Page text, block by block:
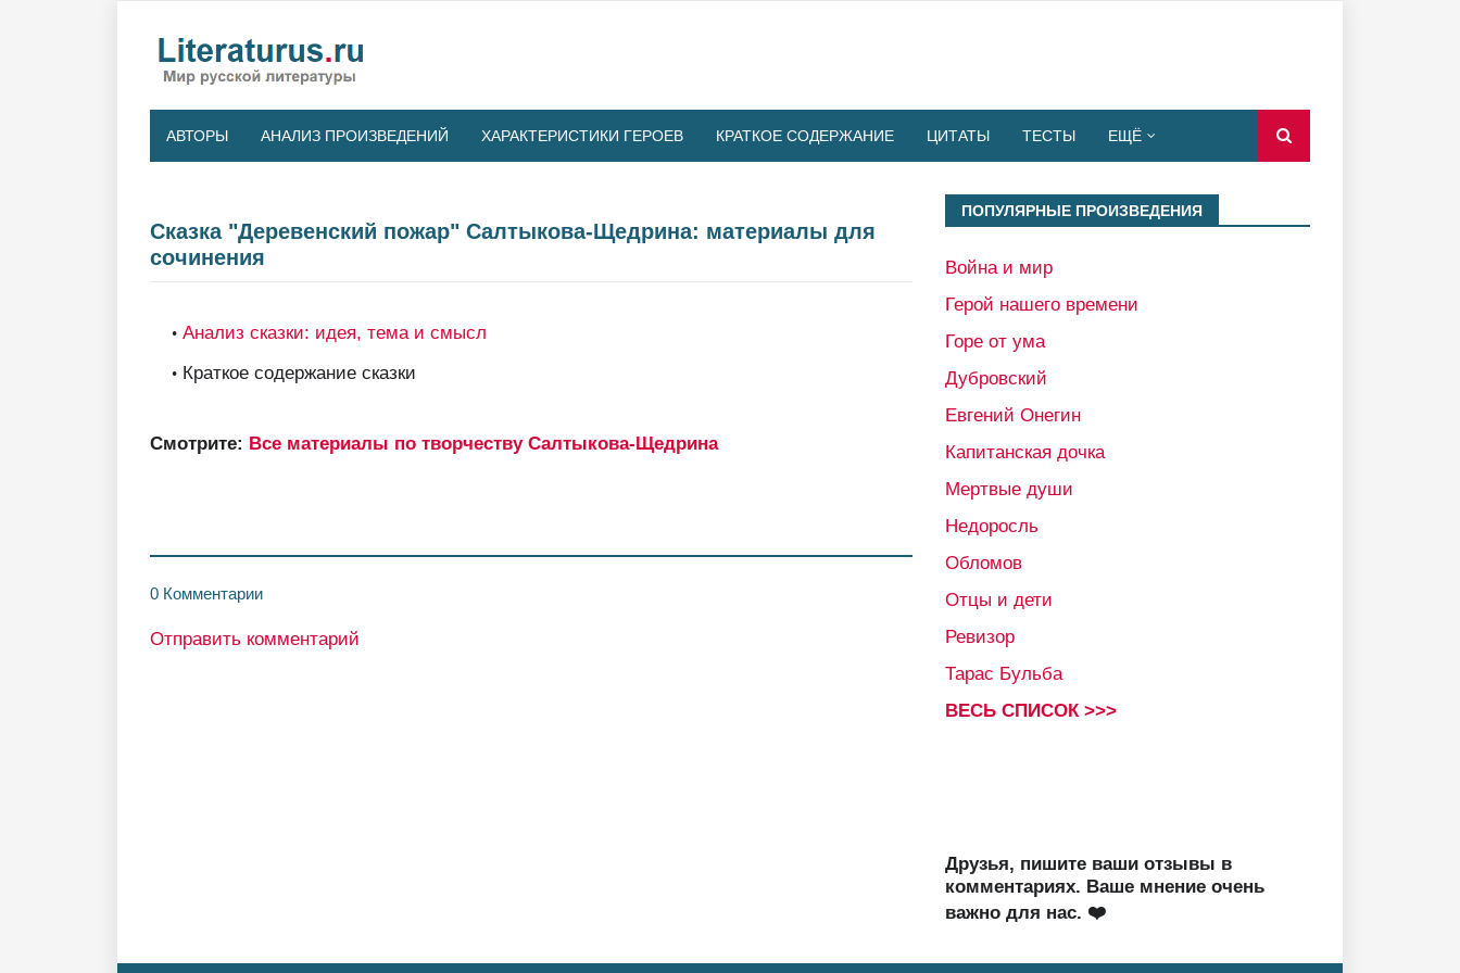
АВТОРЫ АНАЛИЗ ПРОИЗВЕДЕНИЙ ХАРАКТЕРИСТИКИ ГЕРОЕВ КРАТКОЕ СОДЕРЖАНИЕ ЦИТАТЫ ТЕСТЫ ЕЩЁ
Сказка "Деревенский пожар" Салтыкова-Щедрина: материалы для
сочинения
Анализ сказки: идея, тема и смысл
Краткое содержание сказки
Смотрите: Все материалы по творчеству Салтыкова-Щедрина
0 Комментарии
Отправить комментарий
ПОПУЛЯРНЫЕ ПРОИЗВЕДЕНИЯ
Война и мир
Герой нашего времени
Горе от ума
Дубровский
Евгений Онегин
Капитанская дочка
Мертвые души
Недоросль
Обломов
Отцы и дети
Ревизор
Тарас Бульба
ВЕСЬ СПИСОК >>>
Друзья, пишите ваши отзывы в
комментариях. Ваше мнение очень
важно для нас. ❤️